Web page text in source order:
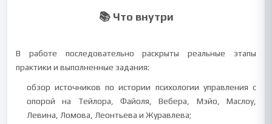
📚 Что внутри
В работе последовательно раскрыты реальные этапы
практики и выполненные задания:
обзор источников по истории психологии управления с
опорой на Тейлора, Файоля, Вебера, Мэйо, Маслоу,
Левина, Ломова, Леонтьева и Журавлева;